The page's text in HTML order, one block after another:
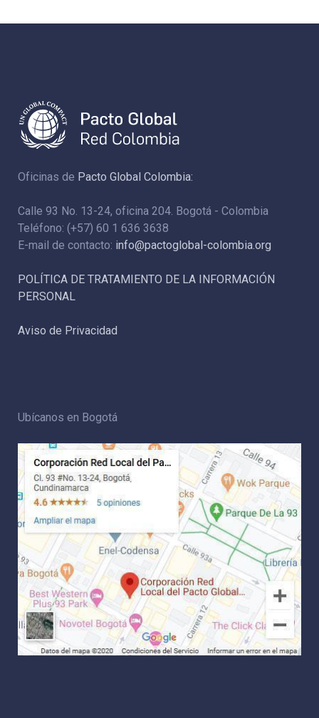
Oficinas de Pacto Global Colombia:
Calle 93 No. 13-24, oficina 204. Bogotá - Colombia
Teléfono: (+57) 60 1 636 3638
E-mail de contacto: info@pactoglobal-colombia.org
POLÍTICA DE TRATAMIENTO DE LA INFORMACIÓN
PERSONAL
Aviso de Privacidad
Ubícanos en Bogotá